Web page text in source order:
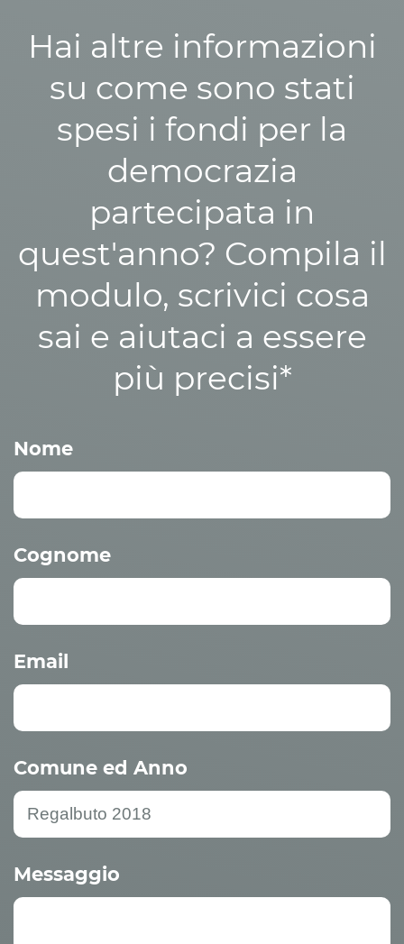
Hai altre informazioni
su come sono stati
spesi i fondi per la
democrazia
partecipata in
quest'anno? Compila il
modulo, scrivici cosa
sai e aiutaci a essere
più precisi*
Nome
Cognome
Email
Comune ed Anno
Messaggio